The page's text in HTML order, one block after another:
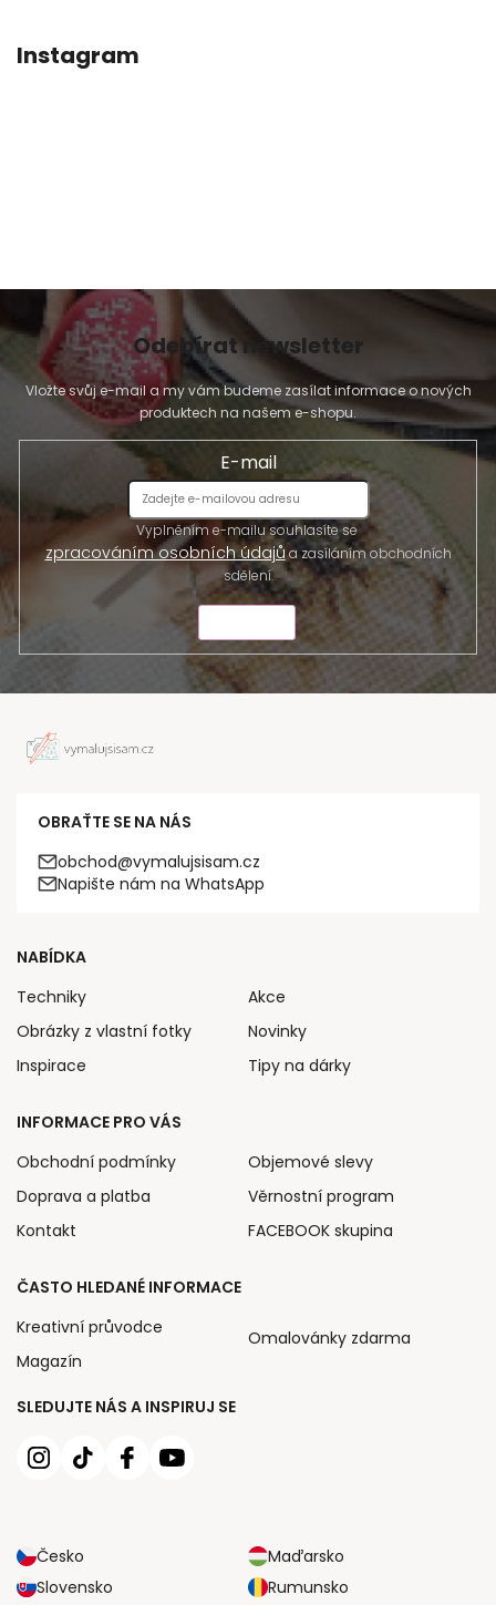
Instagram
Odebírat newsletter
Vložte svůj e-mail a my vám budeme zasílat informace o nových
produktech na našem e-shopu.
E-mail
Vyplněním e-mailu souhlasíte se
zpracováním osobních údajůa zasíláním obchodních
sdělení.
OBRAŤTE SE NA NÁS
obchod@vymalujsisam.cz
Napište nám na WhatsApp
SLEDUJTE NÁS A INSPIRUJ SE
Česko
Maďarsko
Slovensko
Rumunsko
NABÍDKA
Techniky
Obrázky z vlastní fotky
Inspirace
Akce
Novinky
Tipy na dárky
INFORMACE PRO VÁS
Obchodní podmínky
Doprava a platba
Kontakt
Objemové slevy
Věrnostní program
FACEBOOK skupina
ČASTO HLEDANÉ INFORMACE
Kreativní průvodce
Magazín
Omalovánky zdarma